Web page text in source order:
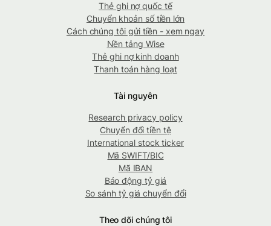
Thẻ ghi nợ quốc tế
Chuyển khoản số tiền lớn
Cách chúng tôi gửi tiền - xem ngay
Nền tảng Wise
Thẻ ghi nợ kinh doanh
Thanh toán hàng loạt
Tài nguyên
Research privacy policy
Chuyển đổi tiền tệ
International stock ticker
Mã SWIFT/BIC
Mã IBAN
Báo động tỷ giá
So sánh tỷ giá chuyển đổi
Theo dõi chúng tôi